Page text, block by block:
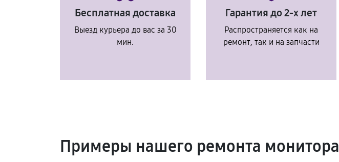
Бесплатная доставка
Выезд курьера до вас за 30
мин.
Гарантия до 2-х лет
Распространяется как на
ремонт, так и на запчасти
Примеры нашего ремонта монитора